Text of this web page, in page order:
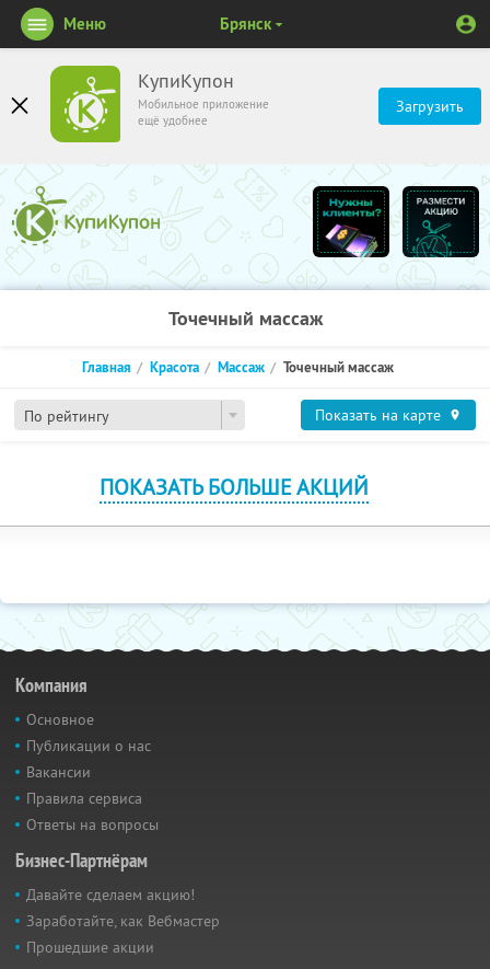
КупиКупон
Мобильное приложение
ещё удобнее
Загрузить
Меню Брянск
Точечный массаж
По рейтингу
Главная Красота Массаж Точечный массаж
Показать на карте
ПОКАЗАТЬ БОЛЬШЕ АКЦИЙ
Компания
Основное
Публикации о нас
Вакансии
Правила сервиса
Ответы на вопросы
Бизнес-Партнёрам
Давайте сделаем акцию!
Заработайте, как Вебмастер
Прошедшие акции